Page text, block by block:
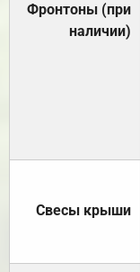
Фронтоны (при
наличии)
Свесы крыши